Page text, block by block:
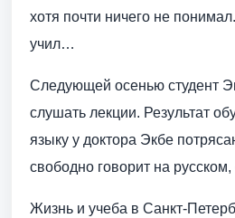
хотя почти ничего не
учил…
Следующей осенью студент
слушать лекции. Результат
языку у доктора Экбе
свободно говорит на
Жизнь и учеба в Санкт-